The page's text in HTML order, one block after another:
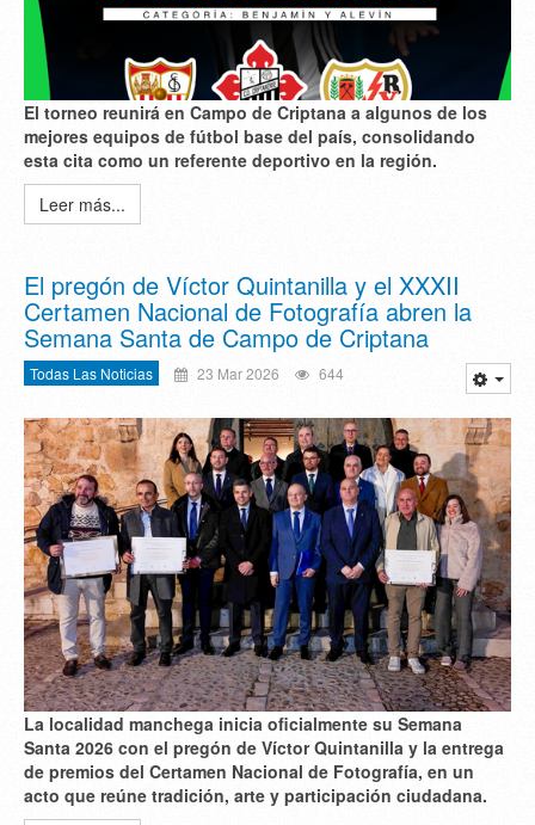
El torneo reunirá en Campo de Criptana a algunos de los
mejores equipos de fútbol base del país, consolidando
esta cita como un referente deportivo en la región.
Leer más...
El pregón de Víctor Quintanilla y el XXXII
Certamen Nacional de Fotografía abren la
Semana Santa de Campo de Criptana
Todas Las Noticias 23 Mar 2026 644
La localidad manchega inicia oficialmente su Semana
Santa 2026 con el pregón de Víctor Quintanilla y la entrega
de premios del Certamen Nacional de Fotografía, en un
acto que reúne tradición, arte y participación ciudadana.